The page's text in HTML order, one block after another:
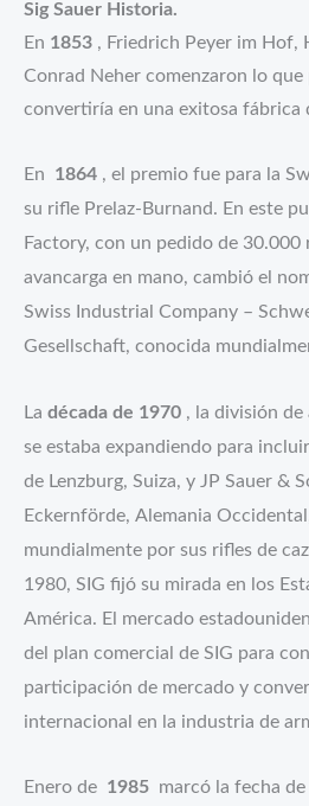
Sig Sauer Historia.
En 1853 , Friedrich Peyer im Hof,
Conrad Neher comenzaron lo que
convertiría en una exitosa fábrica
En 1864 , el premio fue para la
su rifle Prelaz-Burnand. En este
Factory, con un pedido de
avancarga en mano, cambió el
Swiss Industrial Company –
Gesellschaft, conocida
La década de 1970 , la división de
se estaba expandiendo para
de Lenzburg, Suiza, y JP Sauer &
Eckernförde, Alemania
mundialmente por sus rifles de
1980, SIG fijó su mirada en los
América. El mercado
del plan comercial de SIG para
participación de mercado y
internacional en la industria de
Enero de 1985 marcó la fecha